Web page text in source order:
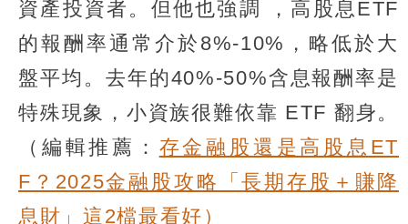
資產投資者。但他也強調 ，高股息ETF
的報酬率通常介於8%-10%，略低於大
盤平均。去年的40%-50%含息報酬率是
特殊現象，小資族很難依靠 ETF 翻身。
（編輯推薦： 存金融股還是高股息ET
F？2025金融股攻略「長期存股＋賺降
息財」這2檔最看好）